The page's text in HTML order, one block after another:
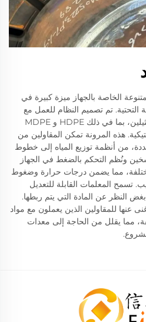
الخاصة بالجهاز ميزة كبيرة في
التحتية. تم تصميم النظام للعمل مع
أنواع مختلفة من أنابيب البولي إيثيلين، بما في ذلك HDPE و MDPE
هذه المرونة تمكن المقاولين من
من أنظمة توزيع المياه إلى خطوط
ونُظم التحكم بالضغط في الجهاز
مما يضمن درجات حرارة وضغوط
تسمح المعلمات القابلة للتعديل
النظر عن المادة التي يتم ربطها.
عنها للمقاولين الذين يعملون مع مواد
مما يقلل من الحاجة إلى معدات